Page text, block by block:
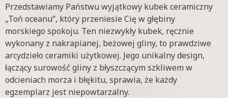
Przedstawiamy Państwu wyjątkowy kubek ceramiczny
„Toń oceanu”, który przeniesie Cię w głębiny
morskiego spokoju. Ten niezwykły kubek, ręcznie
wykonany z nakrapianej, beżowej gliny, to prawdziwe
arcydzieło ceramiki użytkowej. Jego unikalny design,
łączący surowość gliny z błyszczącym szkliwem w
odcieniach morza i błękitu, sprawia, że każdy
egzemplarz jest niepowtarzalny.